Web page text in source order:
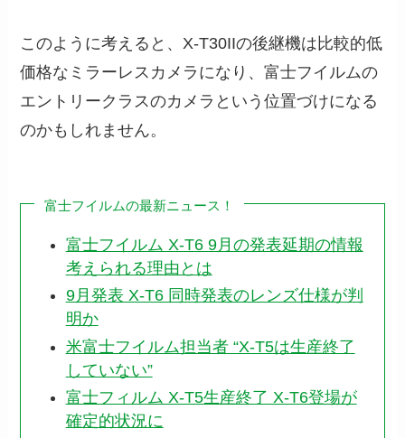
このように考えると、X-T30IIの後継機は比較的低
価格なミラーレスカメラになり、富士フイルムの
エントリークラスのカメラという位置づけになる
のかもしれません。
富士フイルムの最新ニュース！
富士フイルム X-T6 9月の発表延期の情報
考えられる理由とは
9月発表 X-T6 同時発表のレンズ仕様が判
明か
米富士フイルム担当者 “X-T5は生産終了
していない”
富士フィルム X-T5生産終了 X-T6登場が
確定的状況に